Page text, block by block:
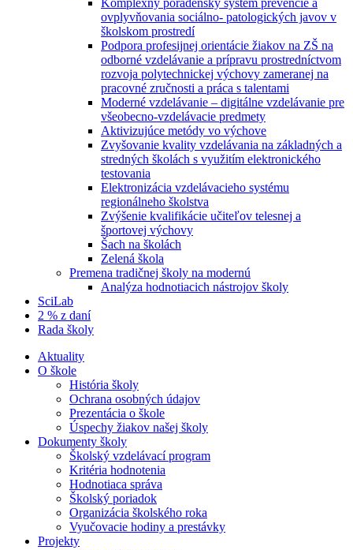
Komplexný poradenský systém prevencie a
ovplyvňovania sociálno- patologických javov v
školskom prostredí
Podpora profesijnej orientácie žiakov na ZŠ na
odborné vzdelávanie a prípravu prostredníctvom
rozvoja polytechnickej výchovy zameranej na
pracovné zručnosti a práca s talentami
Moderné vzdelávanie – digitálne vzdelávanie pre
všeobecno-vzdelávacie predmety
Aktivizujúce metódy vo výchove
Zvyšovanie kvality vzdelávania na základných a
stredných školách s využitím elektronického
testovania
Elektronizácia vzdelávacieho systému
regionálneho školstva
Zvýšenie kvalifikácie učiteľov telesnej a
športovej výchovy
Šach na školách
Zelená škola
Premena tradičnej školy na modernú
Analýza hodnotiacich nástrojov školy
SciLab
2 % z daní
Rada školy
Aktuality
O škole
História školy
Ochrana osobných údajov
Prezentácia o škole
Úspechy žiakov našej školy
Dokumenty školy
Školský vzdelávací program
Kritéria hodnotenia
Hodnotiaca správa
Školský poriadok
Organizácia školského roka
Vyučovacie hodiny a prestávky
Projekty